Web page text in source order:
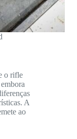
o rifle
A
ao